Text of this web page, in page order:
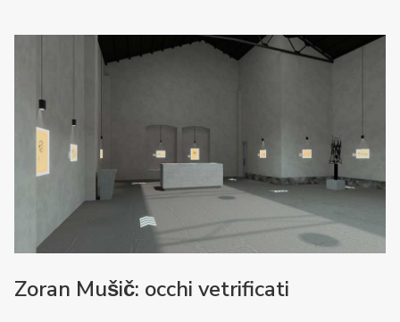
Zoran Mušič: occhi vetrificati